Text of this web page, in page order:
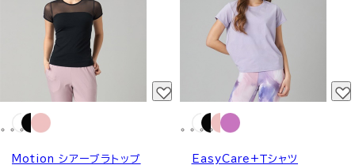
Motion シアーブラトップ EasyCare+Ｔシャツ